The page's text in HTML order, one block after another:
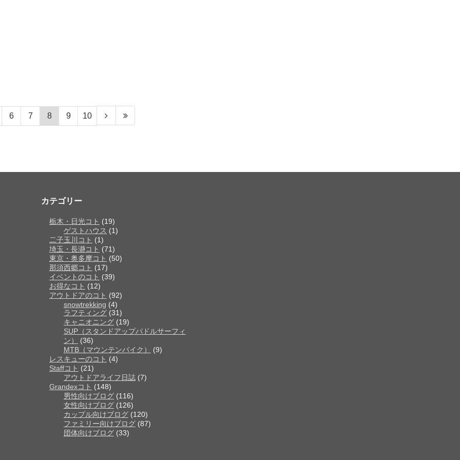
6 7 8 9 10
カテゴリー
栃木・日光コト (19)
ゲストハウス (1)
二子玉川コト (1)
埼玉・長瀞コト (71)
東京・奥多摩コト (50)
那須西郷コト (17)
イベントのコト (39)
お得なコト (12)
アウトドアのコト (92)
snowtrekking (4)
ラフティング(31)
キャニオニング(19)
SUP（スタンドアップパドルサーフィ
ン）
(36)
MTB（マウンテンバイク）
(9)
レスキューのコト (4)
Staffコト (21)
アウトドアライフ日誌(7)
Grandexコト (148)
男性向けブログ(116)
女性向けブログ(126)
カップル向けブログ(120)
ファミリー向けブログ(87)
団体向けブログ(33)